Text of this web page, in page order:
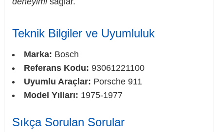
Teknik Bilgiler ve Uyumluluk
Marka: Bosch
Referans Kodu: 93061221100
Uyumlu Araçlar: Porsche 911
Model Yılları: 1975-1977
Sıkça Sorulan Sorular